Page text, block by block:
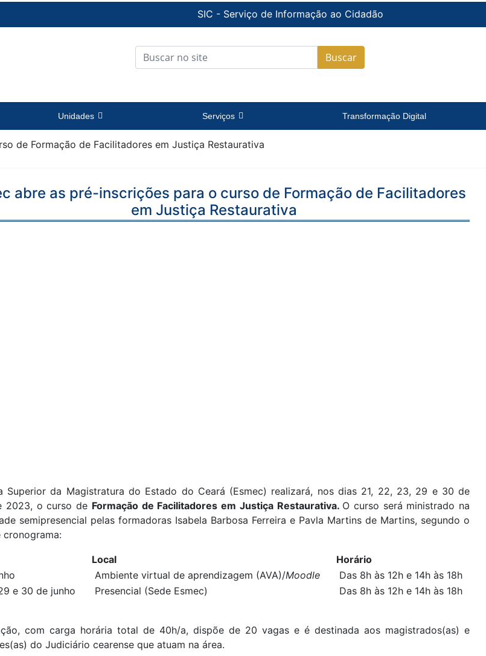
SIC - Serviço de Informação ao Cidadão
Buscar
Unidades Serviços Transformação Digital
de Formação de Facilitadores em Justiça Restaurativa
abre as pré-inscrições para o curso de Formação de Facilitadores
em Justiça Restaurativa
Superior da Magistratura do Estado do Ceará (Esmec) realizará, nos dias 21, 22, 23, 29 e 30 de
2023, o curso de Formação de Facilitadores em Justiça Restaurativa. O curso será ministrado na
semipresencial pelas formadoras Isabela Barbosa Ferreira e Pavla Martins de Martins, segundo o
cronograma:
Local
Horário
Ambiente virtual de aprendizagem (AVA)/Moodle
Das 8h às 12h e 14h às 18h
e 30 de junho
Presencial (Sede Esmec) Das 8h às 12h e 14h às 18h
com carga horária total de 40h/a, dispõe de 20 vagas e é destinada aos magistrados(as) e
do Judiciário cearense que atuam na área.